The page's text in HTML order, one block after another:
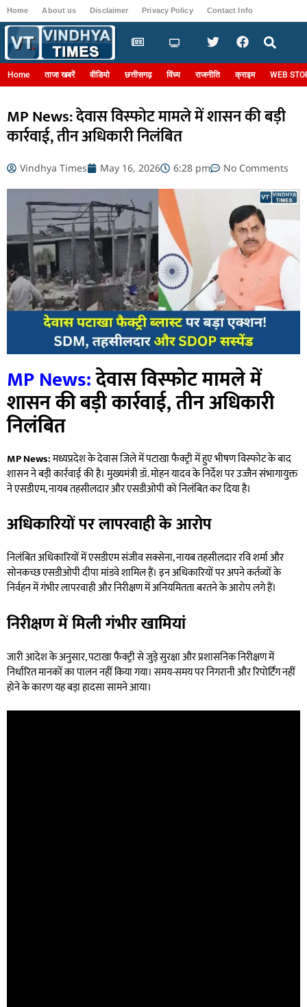
Home About us Disclaimer Privacy Policy Contact Info
Home ताजा खबरें वीडियो छत्तीसगढ़ विंध्य राजनीति क्राइम WEB
MP News: देवास विस्फोट मामले में शासन की बड़ी
कार्रवाई, तीन अधिकारी निलंबित
Vindhya Times May 16, 2026 6:28 pm No Comments
MP News:देवास विस्फोट मामले में
शासन की बड़ी कार्रवाई, तीन अधिकारी
निलंबित
MP News:मध्यप्रदेश के देवास जिले में पटाखा फैक्ट्री में हुए भीषण विस्फोट के बाद
शासन ने बड़ी कार्रवाई की है। मुख्यमंत्री डॉ. मोहन यादव के निर्देश पर उज्जैन संभागायुक्त
ने एसडीएम, नायब तहसीलदार और एसडीओपी को निलंबित कर दिया है।
अधिकारियों पर लापरवाही के आरोप
निलंबित अधिकारियों में एसडीएम संजीव सक्सेना, नायब तहसीलदार रवि शर्मा और
सोनकच्छ एसडीओपी दीपा मांडवे शामिल हैं। इन अधिकारियों पर अपने कर्तव्यों के
निर्वहन में गंभीर लापरवाही और निरीक्षण में अनियमितता बरतने के आरोप लगे हैं।
निरीक्षण में मिली गंभीर खामियां
जारी आदेश के अनुसार, पटाखा फैक्ट्री से जुड़े सुरक्षा और प्रशासनिक निरीक्षण में
निर्धारित मानकों का पालन नहीं किया गया। समय-समय पर निगरानी और रिपोर्टिंग नहीं
होने के कारण यह बड़ा हादसा सामने आया।